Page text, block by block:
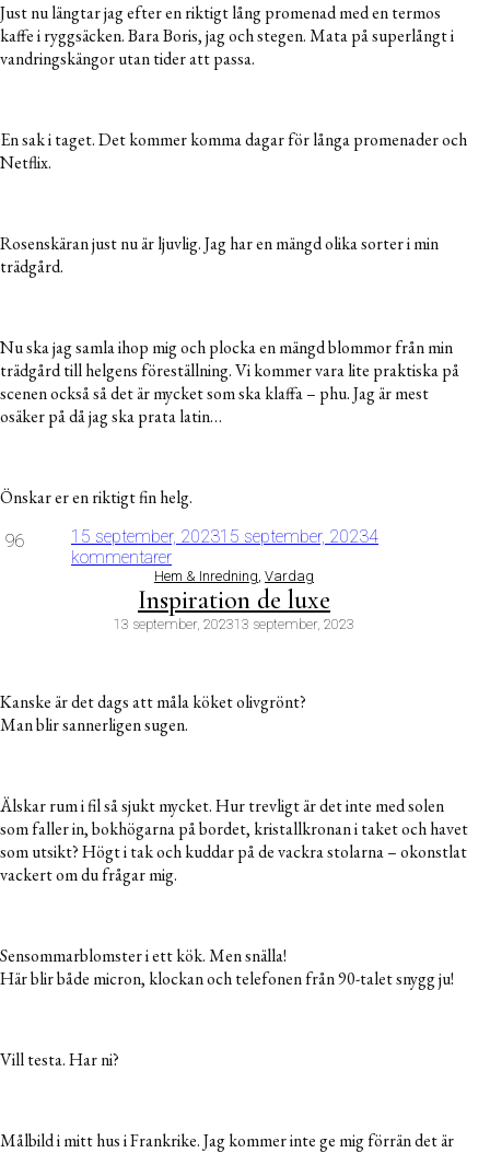
Just nu längtar jag efter en riktigt lång promenad med en termos
kaffe i ryggsäcken. Bara Boris, jag och stegen. Mata på superlångt i
vandringskängor utan tider att passa.
En sak i taget. Det kommer komma dagar för långa promenader och
Netflix.
Rosenskäran just nu är ljuvlig. Jag har en mängd olika sorter i min
trädgård.
Nu ska jag samla ihop mig och plocka en mängd blommor från min
trädgård till helgens föreställning. Vi kommer vara lite praktiska på
scenen också så det är mycket som ska klaffa – phu. Jag är mest
osäker på då jag ska prata latin…
Önskar er en riktigt fin helg.
96 15 september, 202315 september, 20234
kommentarer
Hem & Inredning, Vardag
Inspiration de luxe
13 september, 202313 september, 2023
Kanske är det dags att måla köket olivgrönt?
Man blir sannerligen sugen.
Älskar rum i fil så sjukt mycket. Hur trevligt är det inte med solen
som faller in, bokhögarna på bordet, kristallkronan i taket och havet
som utsikt? Högt i tak och kuddar på de vackra stolarna – okonstlat
vackert om du frågar mig.
Sensommarblomster i ett kök. Men snälla!
Här blir både micron, klockan och telefonen från 90-talet snygg ju!
Vill testa. Har ni?
Målbild i mitt hus i Frankrike. Jag kommer inte ge mig förrän det är